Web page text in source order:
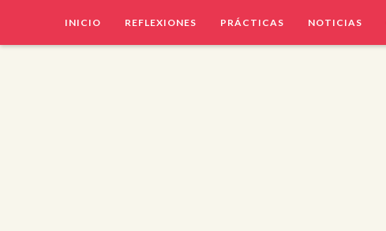
INICIO REFLEXIONES PRÁCTICAS NOTICIAS